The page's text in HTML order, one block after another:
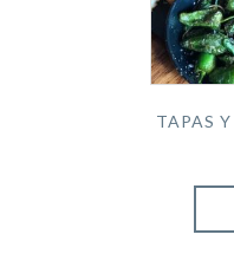
TAPAS